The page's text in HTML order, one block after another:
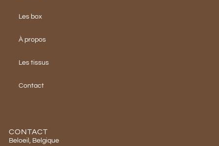
Les box
À propos
Les tissus
Contact
CONTACT
Beloeil, Belgique